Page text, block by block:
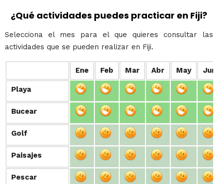
¿Qué actividades puedes practicar en Fiji?
Selecciona el mes para el que quieres consultar las
actividades que se pueden realizar en Fiji.
Ene Feb Mar Abr May Jun
Playa
Bucear
Golf
Paisajes
Pescar
Playa
Bucear
Golf
Paisajes
Pescar